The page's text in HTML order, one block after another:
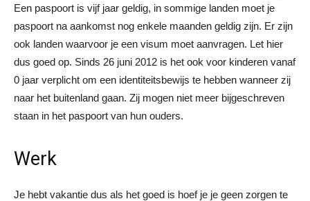
Een paspoort is vijf jaar geldig, in sommige landen moet je
paspoort na aankomst nog enkele maanden geldig zijn. Er zijn
ook landen waarvoor je een visum moet aanvragen. Let hier
dus goed op. Sinds 26 juni 2012 is het ook voor kinderen vanaf
0 jaar verplicht om een identiteitsbewijs te hebben wanneer zij
naar het buitenland gaan. Zij mogen niet meer bijgeschreven
staan in het paspoort van hun ouders.
Werk
Je hebt vakantie dus als het goed is hoef je je geen zorgen te